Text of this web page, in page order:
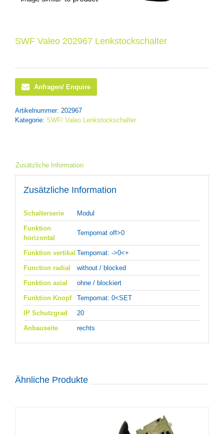
SWF Valeo 202967 Lenkstockschalter
Anfragen/ Enquire
Artikelnummer: 202967
Kategorie: SWF/ Valeo Lenkstockschalter
Zusätzliche Information
Zusätzliche Information
Schalterserie
Modul
Funktion
horizontal
Tempomat off>0
Funktion vertikal Tempomat: ->0<+
Function radial
without / blocked
Funktion axial
ohne / blockiert
Funktion Knopf
Tempomat: 0<SET
IP Schutzgrad
20
Anbauseite
rechts
Ähnliche Produkte